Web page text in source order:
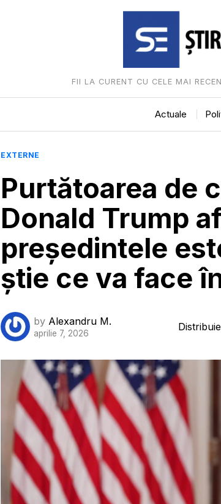
FII LA CURENT CU CELE MAI
Actuale
EXTERNE
Purtătoarea de
Donald Trump
președintele
știe ce va face
by Alexandru M.
aprilie 7, 2026
Distribuie